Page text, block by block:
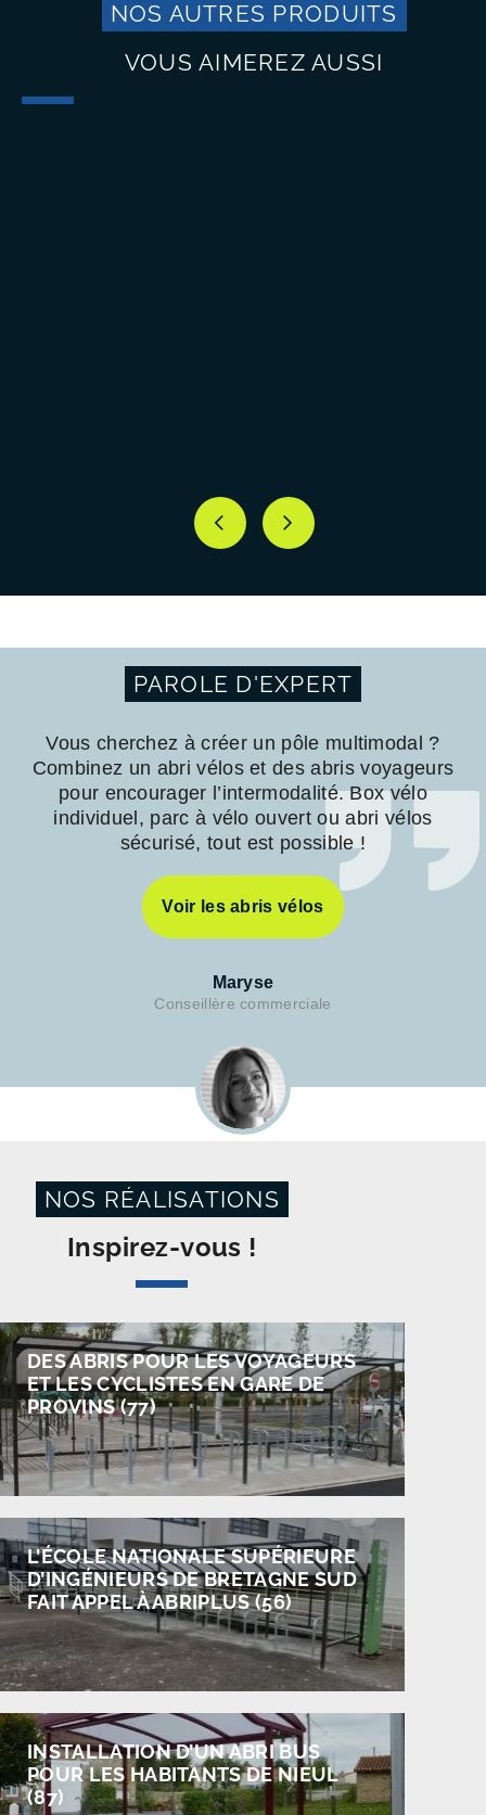
NOS AUTRES PRODUITS
VOUS AIMEREZ AUSSI
PAROLE D'EXPERT
Vous cherchez à créer un pôle multimodal ?
Combinez un abri vélos et des abris voyageurs
pour encourager l’intermodalité. Box vélo
individuel, parc à vélo ouvert ou abri vélos
sécurisé, tout est possible !
Voir les abris vélos
Maryse
Conseillère commerciale
NOS RÉALISATIONS
Inspirez-vous !
DES ABRIS POUR LES VOYAGEURS
ET LES CYCLISTES EN GARE DE
PROVINS (77)
L’ÉCOLE NATIONALE SUPÉRIEURE
D’INGÉNIEURS DE BRETAGNE SUD
FAIT APPEL À ABRIPLUS (56)
INSTALLATION D’UN ABRI BUS
POUR LES HABITANTS DE NIEUL
(87)